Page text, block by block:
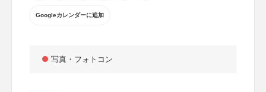
Googleカレンダーに追加
写真・フォトコン